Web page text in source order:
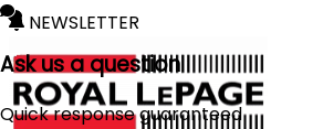
NEWSLETTER
Ask us a question
Quick response guaranteed